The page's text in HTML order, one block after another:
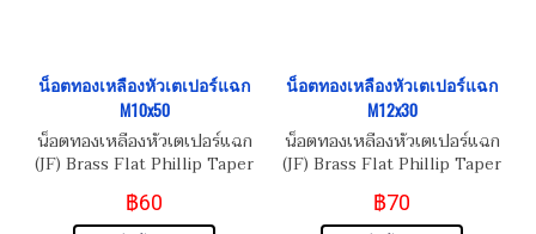
น็อตทองเหลืองหัวเตเปอร์แฉก
M10x50
น็อตทองเหลืองหัวเตเปอร์แฉก
(JF) Brass Flat Phillip Taper
Head Screw M10x1.5x50
฿60
น็อตทองเหลืองหัวเตเปอร์แฉก
M12x30
น็อตทองเหลืองหัวเตเปอร์แฉก
(JF) Brass Flat Phillip Taper
Head Screw M12x1.75x30
฿70